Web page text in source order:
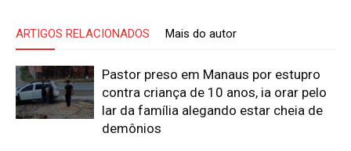
ARTIGOS RELACIONADOS Mais do autor
Pastor preso em Manaus por estupro
contra criança de 10 anos, ia orar pelo
lar da família alegando estar cheia de
demônios